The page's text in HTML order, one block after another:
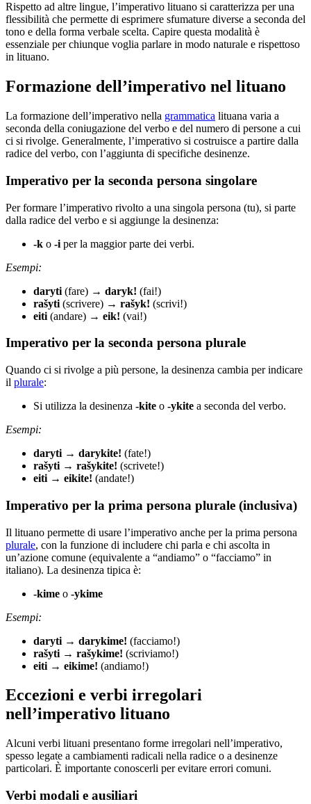
Rispetto ad altre lingue, l’imperativo lituano si caratterizza per una
flessibilità che permette di esprimere sfumature diverse a seconda del
tono e della forma verbale scelta. Capire questa modalità è
essenziale per chiunque voglia parlare in modo naturale e rispettoso
in lituano.
Formazione dell’imperativo nel lituano
La formazione dell’imperativo nella grammatica lituana varia a
seconda della coniugazione del verbo e del numero di persone a cui
ci si rivolge. Generalmente, l’imperativo si costruisce a partire dalla
radice del verbo, con l’aggiunta di specifiche desinenze.
Imperativo per la seconda persona singolare
Per formare l’imperativo rivolto a una singola persona (tu), si parte
dalla radice del verbo e si aggiunge la desinenza:
-k o -i per la maggior parte dei verbi.
Esempi:
daryti (fare) → daryk! (fai!)
rašyti (scrivere) → rašyk! (scrivi!)
eiti (andare) → eik! (vai!)
Imperativo per la seconda persona plurale
Quando ci si rivolge a più persone, la desinenza cambia per indicare
il plurale:
Si utilizza la desinenza -kite o -ykite a seconda del verbo.
Esempi:
daryti → darykite! (fate!)
rašyti → rašykite! (scrivete!)
eiti → eikite! (andate!)
Imperativo per la prima persona plurale (inclusiva)
Il lituano permette di usare l’imperativo anche per la prima persona
plurale, con la funzione di includere chi parla e chi ascolta in
un’azione comune (equivalente a “andiamo” o “facciamo” in
italiano). La desinenza tipica è:
-kime o -ykime
Esempi:
daryti → darykime! (facciamo!)
rašyti → rašykime! (scriviamo!)
eiti → eikime! (andiamo!)
Eccezioni e verbi irregolari
nell’imperativo lituano
Alcuni verbi lituani presentano forme irregolari nell’imperativo,
spesso legate a cambiamenti radicali nella radice o a desinenze
particolari. È importante conoscerli per evitare errori comuni.
Verbi modali e ausiliari